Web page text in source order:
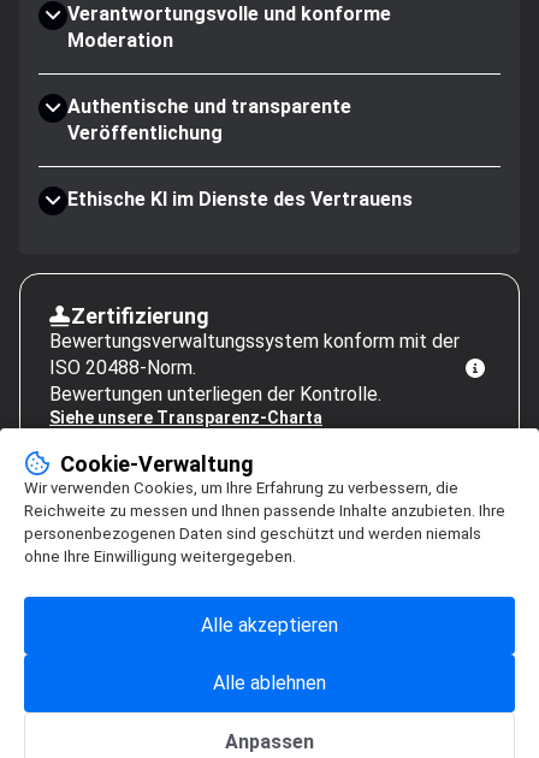
Verantwortungsvolle und konforme
Moderation
Authentische und transparente
Veröffentlichung
Ethische KI im Dienste des Vertrauens
Zertifizierung
Bewertungsverwaltungssystem konform mit der
ISO 20488-Norm.
Bewertungen unterliegen der Kontrolle.
Siehe unsere Transparenz-Charta
Cookie-Verwaltung
Cookie-Verwaltung
Wir verwenden Cookies, um Ihre Erfahrung zu verbessern, die
Reichweite zu messen und Ihnen passende Inhalte anzubieten. Ihre
personenbezogenen Daten sind geschützt und werden niemals
ohne Ihre Einwilligung weitergegeben.
Anpassen
Alle ablehnen
Alle akzeptieren